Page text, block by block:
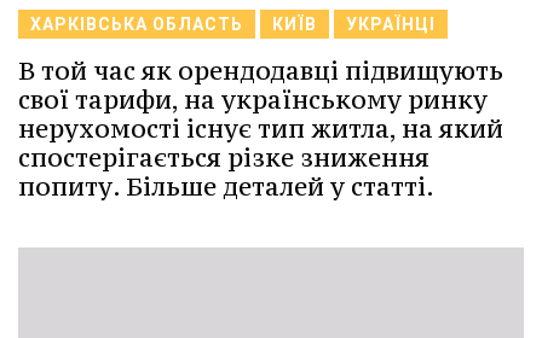
ХАРКІВСЬКА ОБЛАСТЬ КИЇВ УКРАЇНЦІ
В той час як орендодавці підвищують
свої тарифи, на українському ринку
нерухомості існує тип житла, на який
спостерігається різке зниження
попиту. Більше деталей у статті.